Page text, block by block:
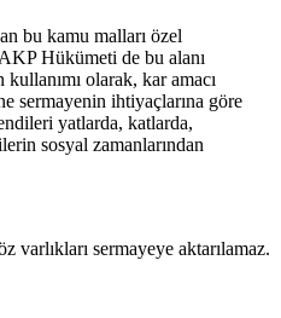
bu kamu malları özel
Hükümeti de bu alanı
olarak, kar amacı
sermayenin ihtiyaçlarına göre
yatlarda, katlarda,
sosyal zamanlarından
varlıkları sermayeye aktarılamaz.